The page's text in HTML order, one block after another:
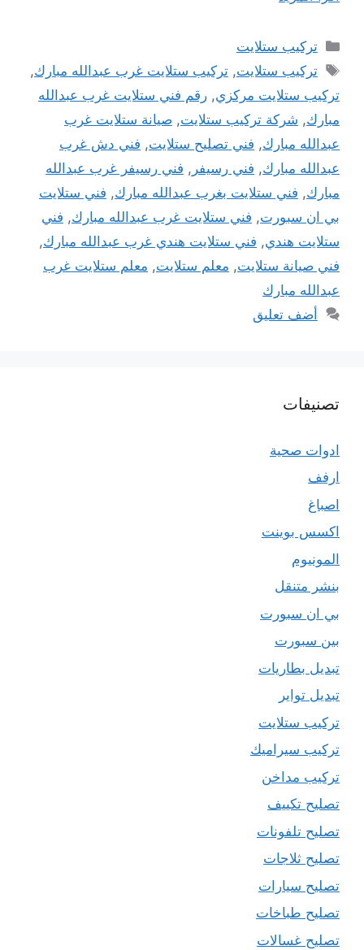
التصنيفات
تركيب ستلايت
الوسوم
تركيب ستلايت,تركيب ستلايت غرب عبدالله مبارك,
تركيب ستلايت مركزي, رقم فني ستلايت غرب عبدالله
مبارك, شركة تركيب ستلايت, صيانة ستلايت غرب
عبدالله مبارك, فني تصليح ستلايت, فني دش غرب
عبدالله مبارك, فني رسيفر , فني رسيفر غرب عبدالله
مبارك, فني ستلايت بغرب عبدالله مبارك, فني ستلايت
بي ان سبورت, فني ستلايت غرب عبدالله مبارك, فني
ستلايت هندي, فني ستلايت هندي غرب عبدالله مبارك,
فني صيانة ستلايت, معلم ستلايت, معلم ستلايت غرب
عبدالله مبارك
أضف تعليق
تصنيفات
ادوات صحية
ارفف
اصباغ
اكسس بوينت
المونيوم
بنشر متنقل
بي ان سبورت
بين سبورت
تبديل بطاريات
تبديل تواير
تركيب ستلايت
تركيب سيراميك
تركيب مداخن
تصليح تكييف
تصليح تلفونات
تصليح ثلاجات
تصليح سيارات
تصليح طباخات
تصليح غسالات